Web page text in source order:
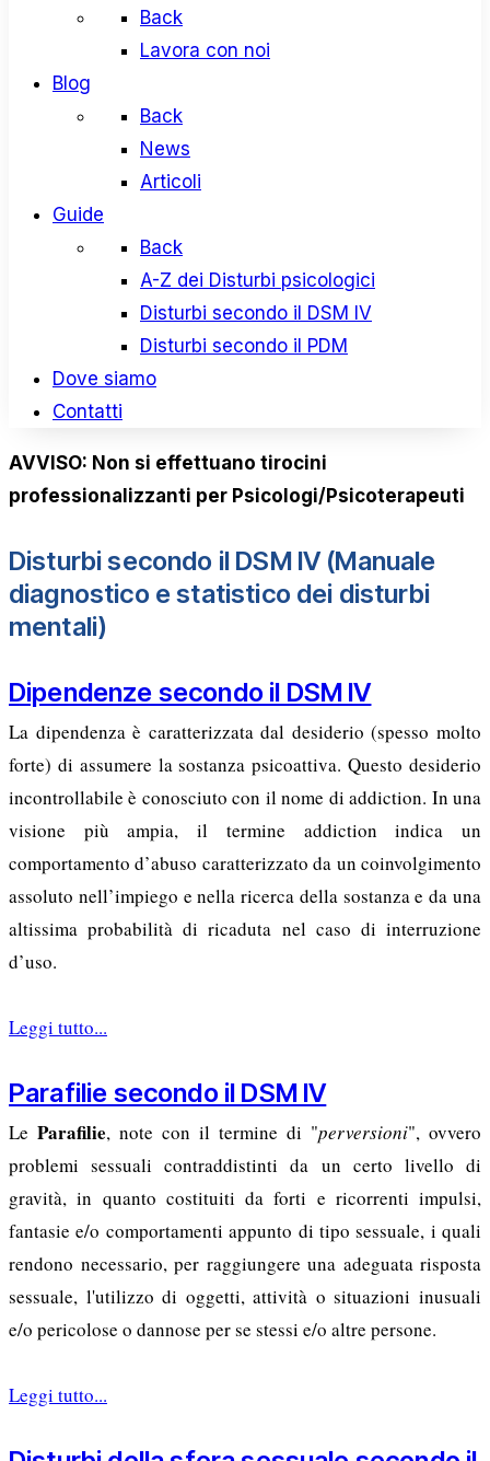
Back
Lavora con noi
Blog
Back
News
Articoli
Guide
Back
A-Z dei Disturbi psicologici
Disturbi secondo il DSM IV
Disturbi secondo il PDM
Dove siamo
Contatti
AVVISO: Non si effettuano tirocini
professionalizzanti per Psicologi/Psicoterapeuti
Disturbi secondo il DSM IV (Manuale
diagnostico e statistico dei disturbi
mentali)
Dipendenze secondo il DSM IV
La dipendenza è caratterizzata dal desiderio (spesso molto
forte) di assumere la sostanza psicoattiva. Questo desiderio
incontrollabile è conosciuto con il nome di addiction. In una
visione più ampia, il termine addiction indica un
comportamento d’abuso caratterizzato da un coinvolgimento
assoluto nell’impiego e nella ricerca della sostanza e da una
altissima probabilità di ricaduta nel caso di interruzione
d’uso.
Leggi tutto...
Parafilie secondo il DSM IV
Le Parafilie, note con il termine di "perversioni", ovvero
problemi sessuali contraddistinti da un certo livello di
gravità, in quanto costituiti da forti e ricorrenti impulsi,
fantasie e/o comportamenti appunto di tipo sessuale, i quali
rendono necessario, per raggiungere una adeguata risposta
sessuale, l'utilizzo di oggetti, attività o situazioni inusuali
e/o pericolose o dannose per se stessi e/o altre persone.
Leggi tutto...